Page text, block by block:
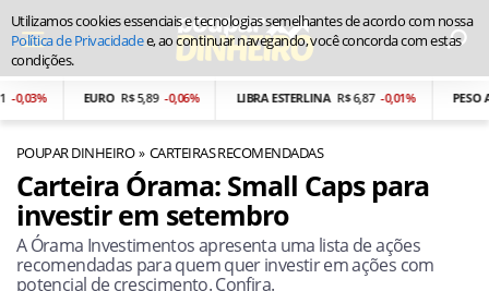
EURO R$ 5,89 -0,06% LIBRA ESTERLINA R$ 6,87 -0,01% PESO
POUPAR DINHEIRO CARTEIRAS RECOMENDADAS
Carteira Órama: Small Caps para
investir em setembro
A Órama Investimentos apresenta uma lista de ações
recomendadas para quem quer investir em ações com
potencial de crescimento. Confira.
Utilizamos cookies essenciais e tecnologias semelhantes de acordo com nossa
Política de Privacidadee, ao continuar navegando, você concorda com estas
condições.